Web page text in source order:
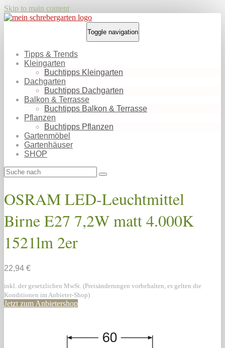
Skip to main content
Toggle navigation
Tipps & Trends
Kleingarten
Buchtipps Kleingarten
Dachgarten
Buchtipps Dachgarten
Balkon & Terrasse
Buchtipps Balkon & Terrasse
Pflanzen
Buchtipps Pflanzen
Gartenmöbel
Gartenhäuser
SHOP
OSRAM LED-Leuchtmittel
Birne E27 7,2W matt 4.000K
1521lm 2er
22,94 €
inkl. der gesetzlichen MwSt. (Preisänderungen vorbehalten, es gelten die
Konditionen im Anbieter-Shop)
Jetzt zum Anbietershop